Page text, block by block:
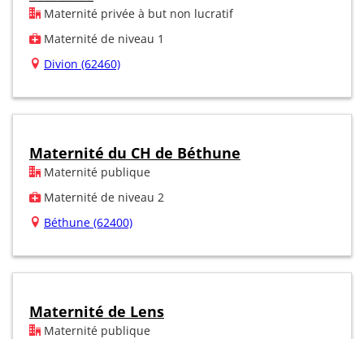
Maternité privée à but non lucratif
Maternité de niveau 1
Divion (62460)
Maternité du CH de Béthune
Maternité publique
Maternité de niveau 2
Béthune (62400)
Maternité de Lens
Maternité publique